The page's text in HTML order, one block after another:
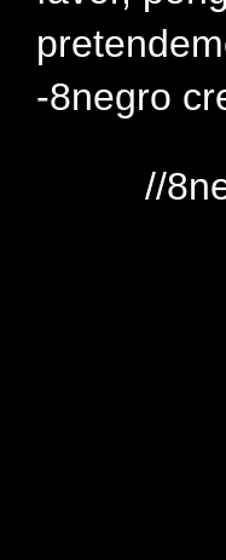
-8negro
//